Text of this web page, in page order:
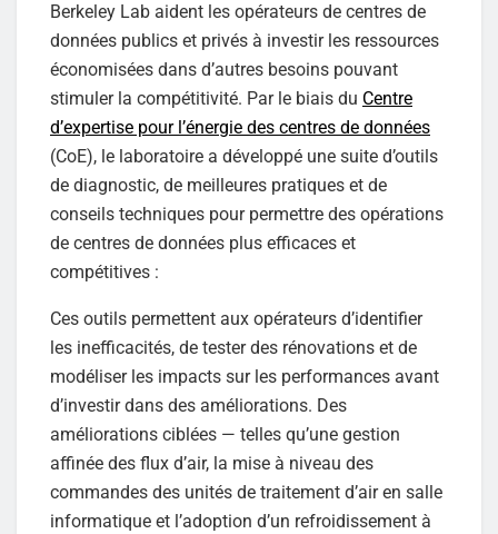
Berkeley Lab aident les opérateurs de centres de
données publics et privés à investir les ressources
économisées dans d’autres besoins pouvant
stimuler la compétitivité. Par le biais du Centre
d’expertise pour l’énergie des centres de données
(CoE), le laboratoire a développé une suite d’outils
de diagnostic, de meilleures pratiques et de
conseils techniques pour permettre des opérations
de centres de données plus efficaces et
compétitives :
Ces outils permettent aux opérateurs d’identifier
les inefficacités, de tester des rénovations et de
modéliser les impacts sur les performances avant
d’investir dans des améliorations. Des
améliorations ciblées — telles qu’une gestion
affinée des flux d’air, la mise à niveau des
commandes des unités de traitement d’air en salle
informatique et l’adoption d’un refroidissement à